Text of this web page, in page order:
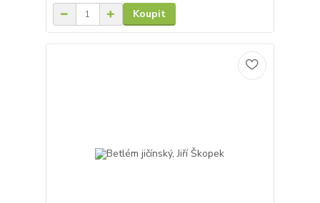
Koupit